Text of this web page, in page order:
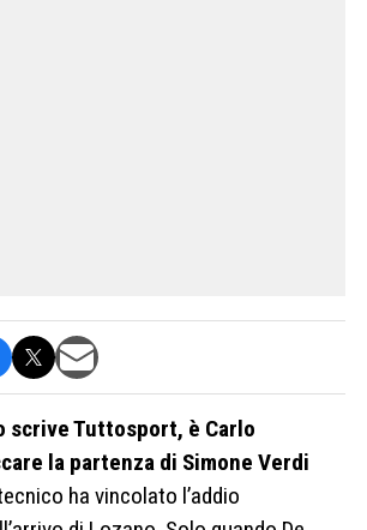
scrive Tuttosport, è Carlo
la partenza di Simone Verdi
ha vincolato l’addio